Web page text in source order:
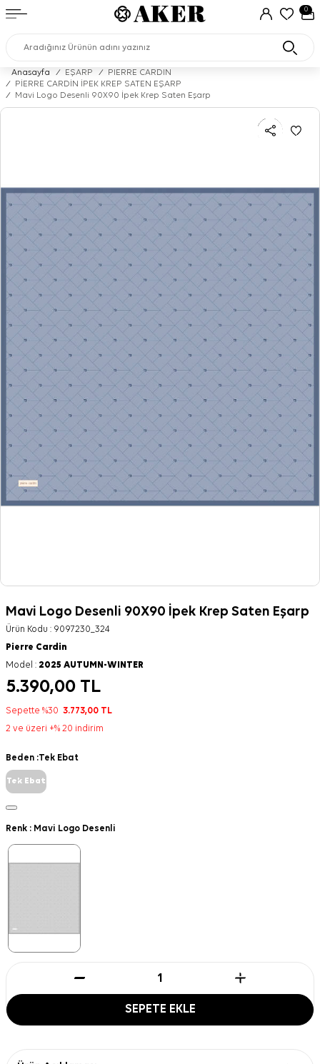
0
Anasayfa / EŞARP /
PIERRE CARDIN
/
PİERRE CARDİN İPEK KREP SATEN EŞARP
/
Mavi Logo Desenli 90X90 İpek Krep Saten Eşarp
Mavi Logo Desenli 90X90 İpek Krep Saten Eşarp
Ürün Kodu : 9097230_324
Pierre Cardin
Model : 2025 AUTUMN-WINTER
5.390,00 TL
Sepette %30 3.773,00 TL
2 ve üzeri +% 20 indirim
Beden :Tek Ebat
Tek Ebat
Renk : Mavi Logo Desenli
SEPETE EKLE